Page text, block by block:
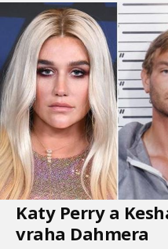
Katy Perry a
vraha Dahmera